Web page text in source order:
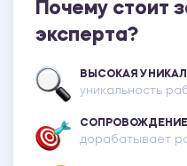
Почему стоит
эксперта?
ВЫСОКАЯ
уникальность
дорабатывает